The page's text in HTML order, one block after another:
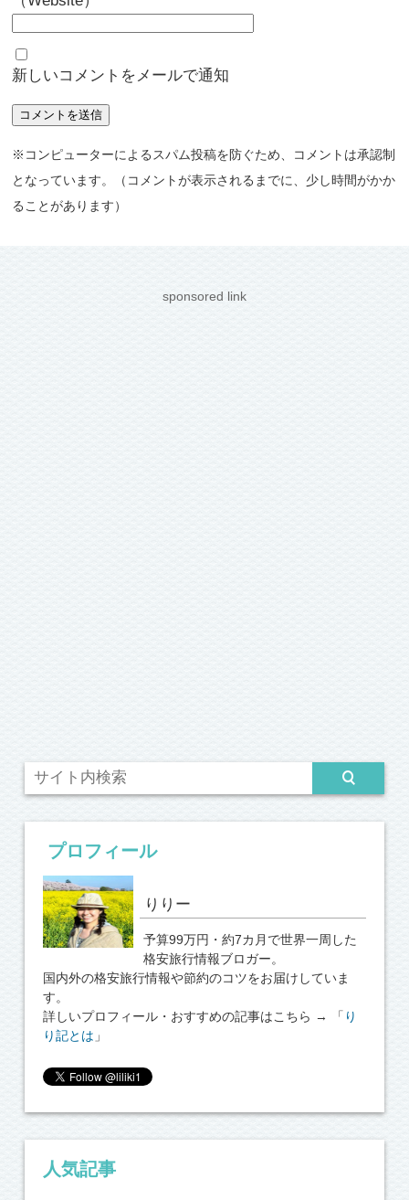
新しいコメントをメールで通知
※コンピューターによるスパム投稿を防ぐため、コメントは承認制
となっています。（コメントが表示されるまでに、少し時間がかか
ることがあります）
sponsored link
プロフィール
りりー
予算99万円・約7カ月で世界一周した
格安旅行情報ブロガー。
国内外の格安旅行情報や節約のコツをお届けしていま
す。
詳しいプロフィール・おすすめの記事はこちら → 「 り
り記とは 」
人気記事